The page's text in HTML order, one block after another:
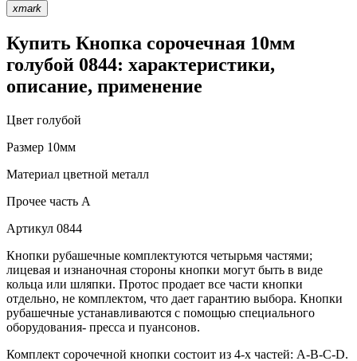
xmark
Купить Кнопка сорочечная 10мм
голубой 0844: характеристики,
описание, применение
Цвет голубой
Размер 10мм
Материал цветной металл
Прочее часть A
Артикул 0844
Кнопки рубашечные комплектуются четырьмя частями;
лицевая и изнаночная стороны кнопки могут быть в виде
кольца или шляпки. Протос продает все части кнопки
отдельно, не комплектом, что дает гарантию выбора. Кнопки
рубашечные устанавливаются с помощью специального
оборудования- пресса и пуансонов.
Комплект сорочечной кнопки состоит из 4-х частей: А-В-С-D.